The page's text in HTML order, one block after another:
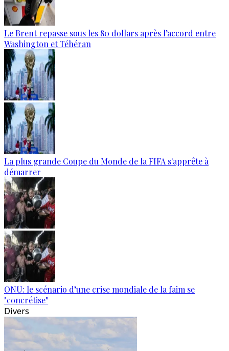
Le Brent repasse sous les 80 dollars après l’accord entre
Washington et Téhéran
La plus grande Coupe du Monde de la FIFA s'apprête à
démarrer
ONU: le scénario d’une crise mondiale de la faim se
"concrétise"
Divers